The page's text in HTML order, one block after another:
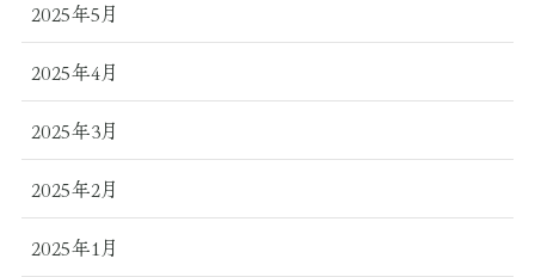
2025年5月
2025年4月
2025年3月
2025年2月
2025年1月